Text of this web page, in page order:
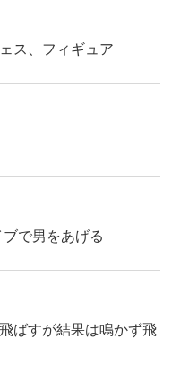
ス、フィギュア
で男をあげる
ばすが結果は鳴かず飛